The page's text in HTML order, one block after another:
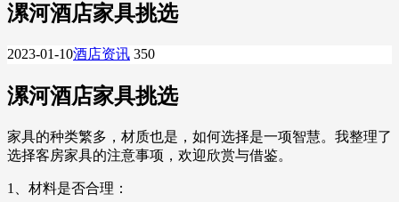
漯河酒店家具挑选
2023-01-10酒店资讯 350
漯河酒店家具挑选
家具的种类繁多，材质也是，如何选择是一项智慧。我整理了
选择客房家具的注意事项，欢迎欣赏与借鉴。
1、材料是否合理：